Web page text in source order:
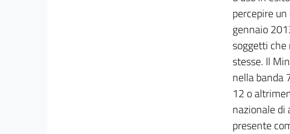
percepire
gennaio
soggetti
stesse. Il
nella banda
12 o
nazionale di
presente